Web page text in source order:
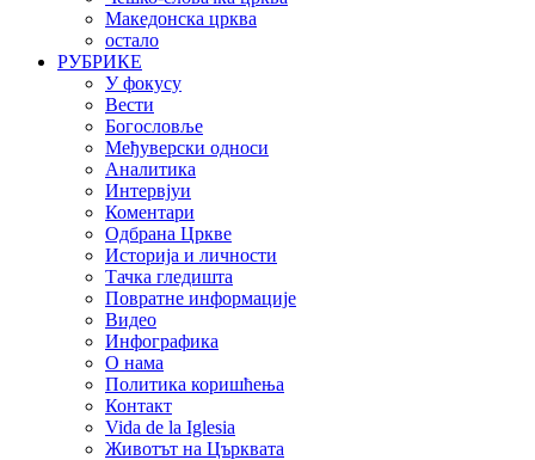
Македонска црква
остало
РУБРИКЕ
У фокусу
Вести
Богословље
Међуверски односи
Аналитика
Интервјуи
Коментари
Одбрана Цркве
Историја и личности
Тачка гледишта
Повратне информације
Видео
Инфографика
О нама
Политика коришћења
Контакт
Vida de la Iglesia
Животът на Църквата